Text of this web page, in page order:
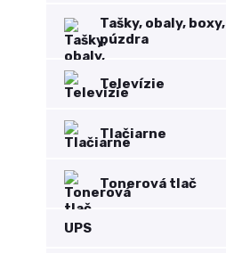
Tašky, obaly, boxy,
púzdra
Televízie
Tlačiarne
Tonerová tlač
UPS